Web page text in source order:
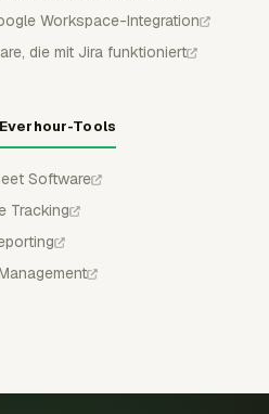
Workspace-Integration
die mit Jira funktioniert
Tools
Software
Tracking